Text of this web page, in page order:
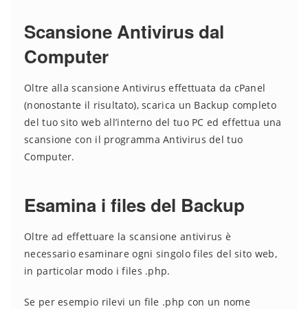
Scansione Antivirus dal
Computer
Oltre alla scansione Antivirus effettuata da cPanel
(nonostante il risultato), scarica un Backup completo
del tuo sito web all’interno del tuo PC ed effettua una
scansione con il programma Antivirus del tuo
Computer.
Esamina i files del Backup
Oltre ad effettuare la scansione antivirus è
necessario esaminare ogni singolo files del sito web,
in particolar modo i files .php.
Se per esempio rilevi un file .php con un nome